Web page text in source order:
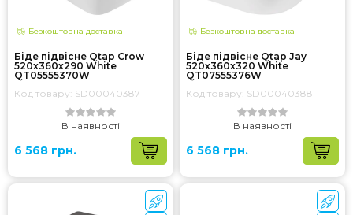
Безкоштовна доставка
Біде підвісне Qtap Crow
520х360х290 White
QT05555370W
Код товару: SD00040387
В наявності
6 568 грн.
Безкоштовна доставка
Біде підвісне Qtap Jay
520х360х320 White
QT07555376W
Код товару: SD00040388
В наявності
6 568 грн.